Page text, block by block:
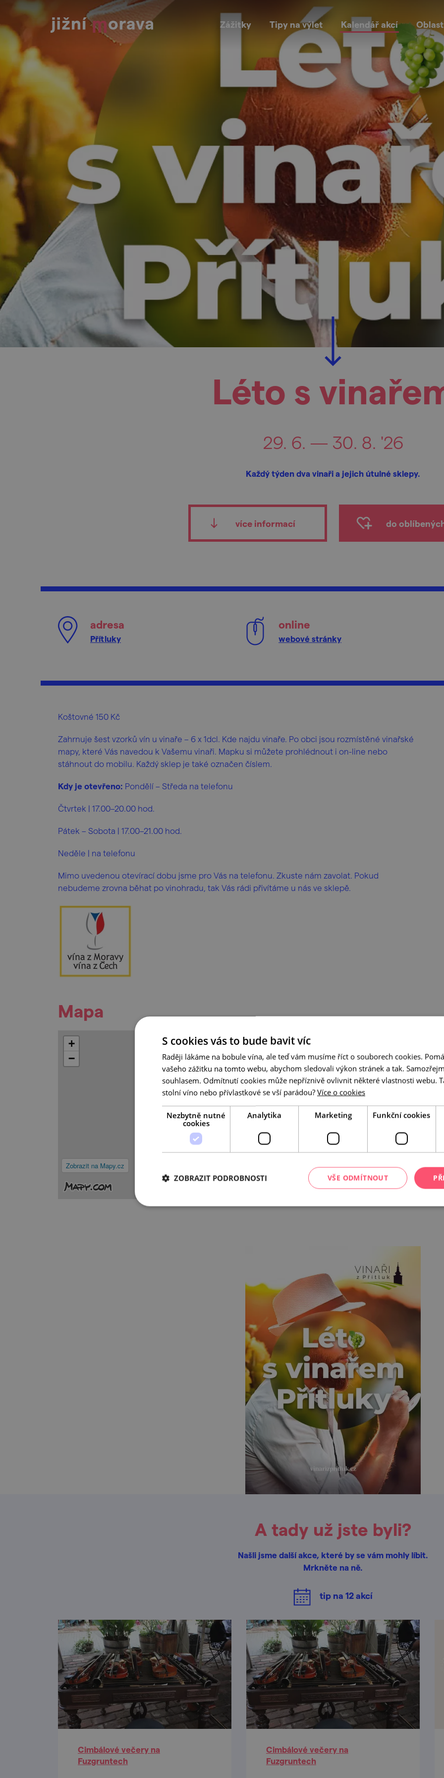
Zážitky Tipy na výlet Kalendář akcí
Léto s
29. 6. — 30. 8. '26
Každý týden dva vinaři a jejich útulné sklepy.
více informací do
adresa
Přítluky
online
webové stránky
Koštovné 150 Kč
Zahrnuje šest vzorků vín u vinaře – 6 x 1dcl. Kde najdu vinaře. Po obci jsou rozmístěné vinařské
mapy, které Vás navedou k Vašemu vinaři. Mapku si můžete prohlédnout i on-line nebo
stáhnout do mobilu. Každý sklep je také označen číslem.
Kdy je otevřeno: Pondělí – Středa na telefonu
Čtvrtek | 17.00–20.00 hod.
Pátek – Sobota | 17.00–21.00 hod.
Neděle | na telefonu
Mimo uvedenou otevírací dobu jsme pro Vás na telefonu. Zkuste nám zavolat. Pokud
nebudeme zrovna běhat po vinohradu, tak Vás rádi přivítáme u nás ve sklepě.
Mapa
Zobrazit na Mapy.cz
+
−
A tady už jste byli?
Našli jsme další akce, které by se vám mohly líbit.
Mrkněte na ně.
tip na 12akcí
Cimbálové večery na
Fuzgruntech
Cimbálové večery na
Fuzgruntech
S cookies vás to bude bavit víc
Raději lákáme na bobule vína, ale teď vám musíme říct o souborech cookies.
vašeho zážitku na tomto webu, abychom sledovali výkon stránek a tak.
souhlasem. Odmítnutí cookies může nepříznivě ovlivnit některé vlastnosti webu.
stolní víno nebo přívlastkové se vší parádou? Více o cookies
Nezbytně nutné
cookies
Analytika Marketing Funkční cookies
VŠE ODMÍTNOUT
ZOBRAZIT PODROBNOSTI